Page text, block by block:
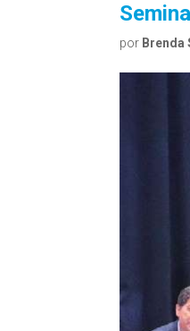
por Brenda